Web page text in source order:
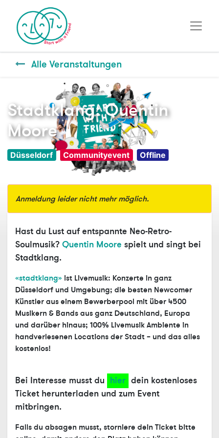
Alle Veranstaltungen
Stadtklang: Quentin
Moore
Düsseldorf Communityevent Offline
Anmeldung leider nicht mehr möglich.
Hast du Lust auf entspannte Neo-Retro-
Soulmusik? Quentin Moore spielt und singt bei
Stadtklang.
«stadtklang» ist Livemusik: Konzerte in ganz
Düsseldorf und Umgebung; die besten Newcomer
Künstler aus einem Bewerberpool mit über 4500
Musikern & Bands aus ganz Deutschland, Europa
und darüber hinaus; 100% Livemusik Ambiente in
handverlesenen Locations der Stadt – und das alles
kostenlos!
Bei Interesse musst du hier dein kostenloses
Ticket herunterladen und zum Event
mitbringen.
Falls du absagen musst, storniere dein Ticket bitte